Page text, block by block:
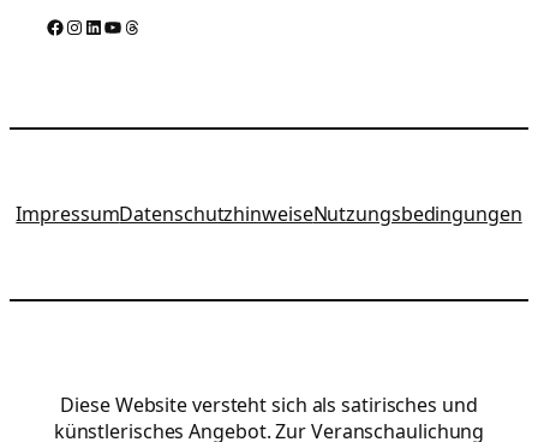
Facebook InstagramLinkedIn YouTube Threads
ImpressumDatenschutzhinweiseNutzungsbedingungen
Diese Website versteht sich als satirisches und
künstlerisches Angebot. Zur Veranschaulichung